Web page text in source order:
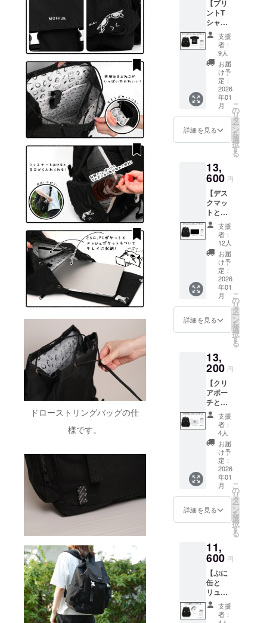
ドローストリングバッグの仕
様です。
応えできか
ねる場合も
ございま
す。
◾️ プライバ
シー
お問い合わ
しては、プ
ポリシーに
準じて管理
させていた
だきます。
カー
ド 1点
画像は
イメー
ジで
す。 金
額には
消費税
（10%
）と送
料990円
を含ん
でおり
ます。
【プリ
ントT
シャツ
と
リュッ
クプラ
ン】 ・
リュッ
ク 1点
・プリ
ントT
シャ
ツ 1点
・記念
カー
ド 1点
イメー
ジで
す。 金
額には
消費税
（10%
）と送
料990円
を含ん
でおり
ます。
支援
者：
9人
お届
け予
定：
2026
年01
月
詳細を見る
こ
の
リ
タ
ー
ン
を
選
択
す
る
13,
600 円
【デス
クマッ
トと
リュッ
クプラ
ン】 ・
リュッ
ク 1点
・デス
クマッ
ト 1点
・記念
カー
ド 1点
画像は
す。 金
額には
消費税
（10%
）と送
料990円
を含ん
でおり
ます。
支援
者：
12人
お届
け予
定：
2026
年01
月
詳細を見る
こ
の
リ
タ
ー
ン
を
選
択
す
る
13,
200 円
【クリ
アポー
チと
リュッ
クプラ
ン】 ・
リュッ
ク 1点
・クリ
アポー
チ 1点
・記念
カー
ド 1点
画像は
す。 金
額には
消費税
（10%
）と送
料990円
を含ん
でおり
支援
者：
4人
お届
け予
定：
2026
年01
月
詳細を見る
こ
の
リ
タ
ー
ン
を
選
択
す
る
11,
600 円
【ぷに
缶と
リュッ
クプラ
ン】 ・
リュッ
支援
者：